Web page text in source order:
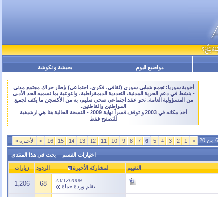
مواضيع اليوم بحبشة و نكوشة
أخوية سوريا: تجمع شبابي سوري (ثقافي، فكري، اجتماعي) بإطار حراك مجتمع مدني
- ينشط في دعم الحرية المدنية، التعددية الديمقراطية، والتوعية بما نسميه الحد الأدنى
من المسؤولية العامة. نحو عقد اجتماعي صحي سليم، به من الأكسجن ما يكف لجميع
المواطنين والقاطنين.
أخذ مكانه في 2003 و توقف قسراً نهاية 2009 - النسخة الحالية هنا هي ارشيفية
للتصفح فقط
<
1
2
3
4
5
6
7
8
9
10
11
12
13
14
15
16
> الأخيرة »
اختيارات القسم بحث في هذا المنتدى
التقييم المشاركة الأخيرة الردود زيارات
23/12/2009
بقلم وردة حماة 68
1,206